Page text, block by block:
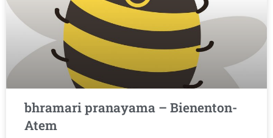
bhramari pranayama – Bienenton-
Atem